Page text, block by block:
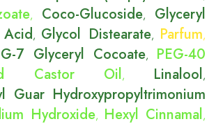
, Coco-Glucoside, Glyceryl
, Glycol Distearate, Parfum,
7 Glyceryl Cocoate, PEG-40
Castor Oil, Linalool,
Guar Hydroxypropyltrimonium
Hydroxide, Hexyl Cinnamal,